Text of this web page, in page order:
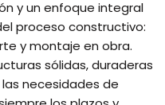
y un enfoque integral
proceso constructivo:
y montaje en obra.
sólidas, duraderas
necesidades de